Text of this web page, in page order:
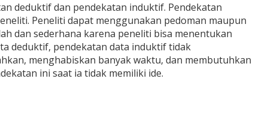
deduktif dan pendekatan induktif. Pendekatan
Peneliti dapat menggunakan pedoman maupun
dan sederhana karena peneliti bisa menentukan
deduktif, pendekatan data induktif tidak
menghabiskan banyak waktu, dan membutuhkan
ini saat ia tidak memiliki ide.